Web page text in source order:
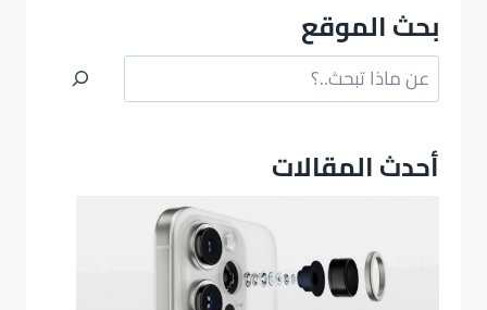
بحث الموقع
البحث
أحدث المقالات